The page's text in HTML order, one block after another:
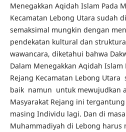
Menegakkan Aqidah Islam Pada
Kecamatan Lebong Utara sudah
semaksimal mungkin dengan
pendekatan kultural dan
wawancara, diketahui bahwa
Dalam Menegakkan Aqidah Islam
Rejang Kecamatan Lebong
baik namun untuk mewujudkan
Masyarakat Rejang ini
masing Individu lagi. Dan di
Muhammadiyah di Lebong harus